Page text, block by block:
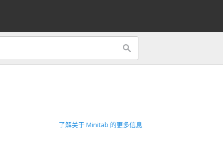
了解关于 Minitab 的更多信息